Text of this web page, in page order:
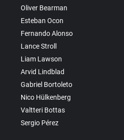
Oliver Bearman
Esteban Ocon
Fernando Alonso
Lance Stroll
Liam Lawson
Arvid Lindblad
Gabriel Bortoleto
Nico Hülkenberg
Valtteri Bottas
Sergio Pérez